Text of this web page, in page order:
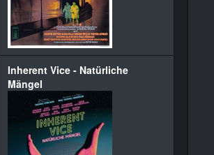
Inherent Vice - Natürliche
Mängel